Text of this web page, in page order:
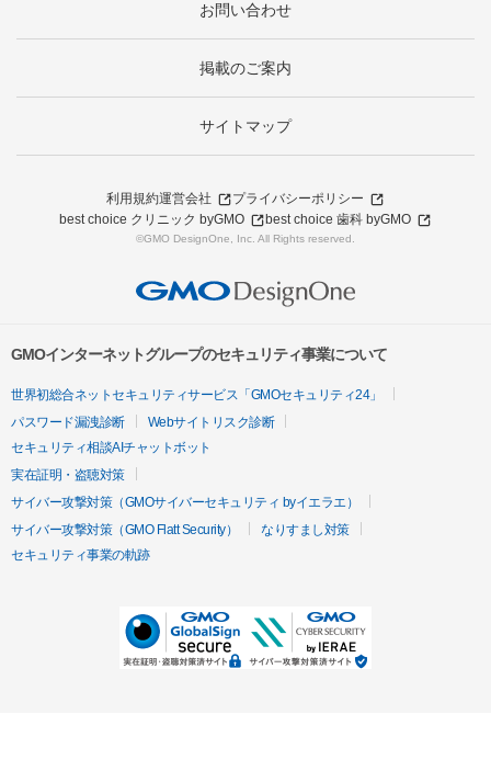
お問い合わせ
掲載のご案内
サイトマップ
利用規約運営会社
プライバシーポリシー
best choice クリニック byGMO
best choice 歯科 byGMO
©GMO DesignOne, Inc. All Rights reserved.
GMOインターネットグループのセキュリティ事業について
世界初総合ネットセキュリティサービス「GMOセキュリティ24」
パスワード漏洩診断
Webサイトリスク診断
セキュリティ相談AIチャットボット
実在証明・盗聴対策
サイバー攻撃対策（GMOサイバーセキュリティ byイエラエ）
サイバー攻撃対策（GMO Flatt Security）
なりすまし対策
セキュリティ事業の軌跡